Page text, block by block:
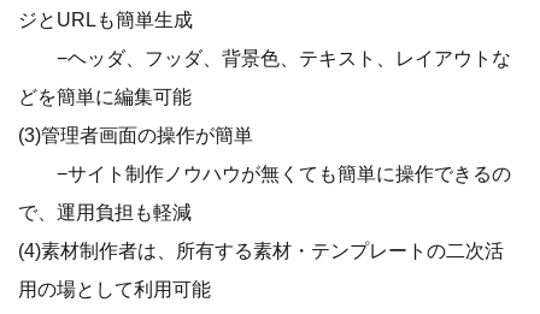
ジとURLも簡単生成
−ヘッダ、フッダ、背景色、テキスト、レイアウトな
どを簡単に編集可能
(3)管理者画面の操作が簡単
−サイト制作ノウハウが無くても簡単に操作できるの
で、運用負担も軽減
(4)素材制作者は、所有する素材・テンプレートの二次活
用の場として利用可能